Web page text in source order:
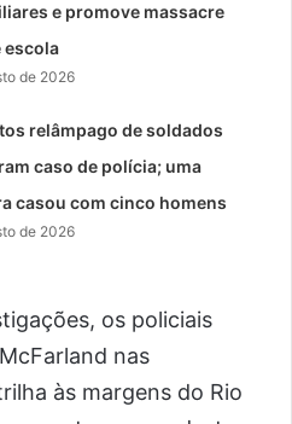
e promove massacre
escola
de 2026
relâmpago de soldados
caso de polícia; uma
casou com cinco homens
de 2026
os policiais
nas
às margens do Rio